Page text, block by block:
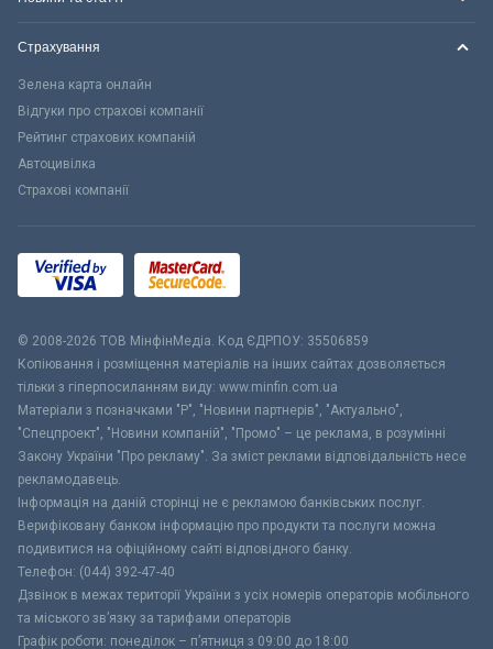
Страхування
Зелена карта онлайн
Відгуки про страхові компанії
Рейтинг страхових компаній
Автоцивілка
Страхові компанії
© 2008-2026 ТОВ МiнфiнМедiа. Код ЄДРПОУ: 35506859
Копіювання і розміщення матеріалів на інших сайтах дозволяється
тільки з гіперпосиланням виду: www.minfin.com.ua
Матеріали з позначками "Р", "Новини партнерів", "Актуально",
"Спецпроект", "Новини компаній", "Промо" – це реклама, в розумінні
Закону України "Про рекламу". За зміст реклами відповідальність несе
рекламодавець.
Інформація на даній сторінці не є рекламою банківських послуг.
Верифіковану банком інформацію про продукти та послуги можна
подивитися на офіційному сайті відповідного банку.
Телефон: (044) 392-47-40
Дзвінок в межах території України з усіх номерів операторів мобільного
та міського зв’язку за тарифами операторів
Графік роботи: понеділок – п’ятниця з 09:00 до 18:00